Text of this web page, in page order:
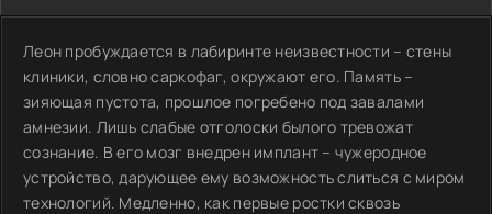
Леон пробуждается в лабиринте неизвестности – стены
клиники, словно саркофаг, окружают его. Память –
зияющая пустота, прошлое погребено под завалами
амнезии. Лишь слабые отголоски былого тревожат
сознание. В его мозг внедрен имплант – чужеродное
устройство, дарующее ему возможность слиться с миром
технологий. Медленно, как первые ростки сквозь